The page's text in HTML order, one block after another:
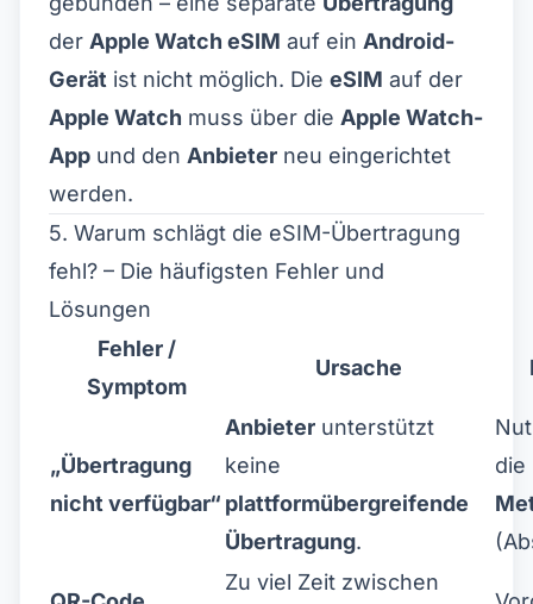
der Apple Watch eSIM auf ein Android-
Gerät ist nicht möglich. Die eSIM auf der
Apple Watch muss über die Apple Watch-
App und den Anbieter neu eingerichtet
werden.
5. Warum schlägt die eSIM-Übertragung
fehl? – Die häufigsten Fehler und
Lösungen
Fehler /
Symptom
Ursache
„Übertragung
nicht verfügbar“
Anbieter unterstützt
keine
plattformübergreifende
Übertragung.
die
Zu viel Zeit zwischen